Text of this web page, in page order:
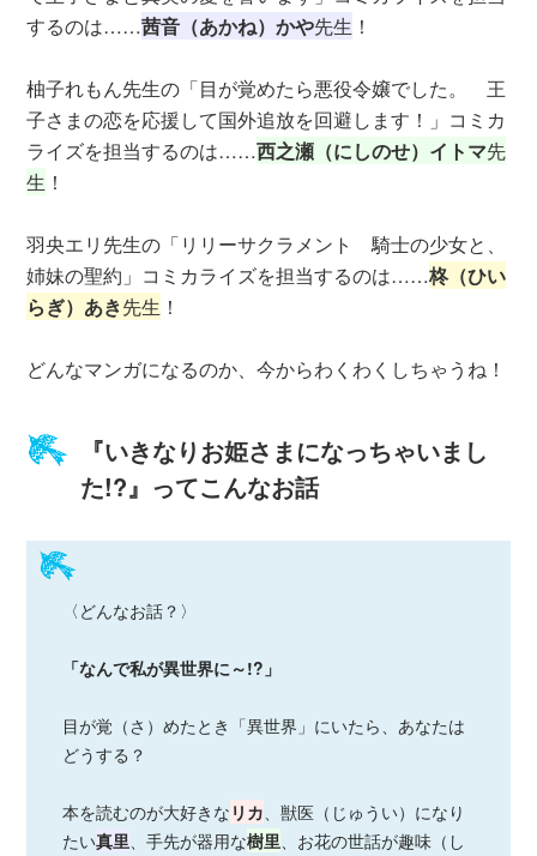
するのは……茜音（あかね）かや先生 ！
柚子れもん先生の「目が覚めたら悪役令嬢でした。 王
子さまの恋を応援して国外追放を回避します！」コミカ
ライズを担当するのは……西之瀬（にしのせ）イトマ先
生 ！
羽央エリ先生の「リリーサクラメント 騎士の少女と、
姉妹の聖約」コミカライズを担当するのは……柊（ひい
らぎ）あき先生 ！
どんなマンガになるのか、今からわくわくしちゃうね！
『いきなりお姫さまになっちゃいまし
た!?』ってこんなお話
〈どんなお話？〉
「なんで私が異世界に～!?」
目が覚（さ）めたとき「異世界」にいたら、あなたは
どうする？
本を読むのが大好きな リカ 、獣医（じゅうい）になり
たい真里 、手先が器用な樹里 、お花の世話が趣味（し